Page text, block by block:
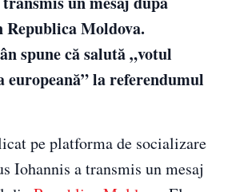
Moldova.
spune că salută „votul
la referendumul
pe platforma de socializare
Iohannis a transmis un mesaj